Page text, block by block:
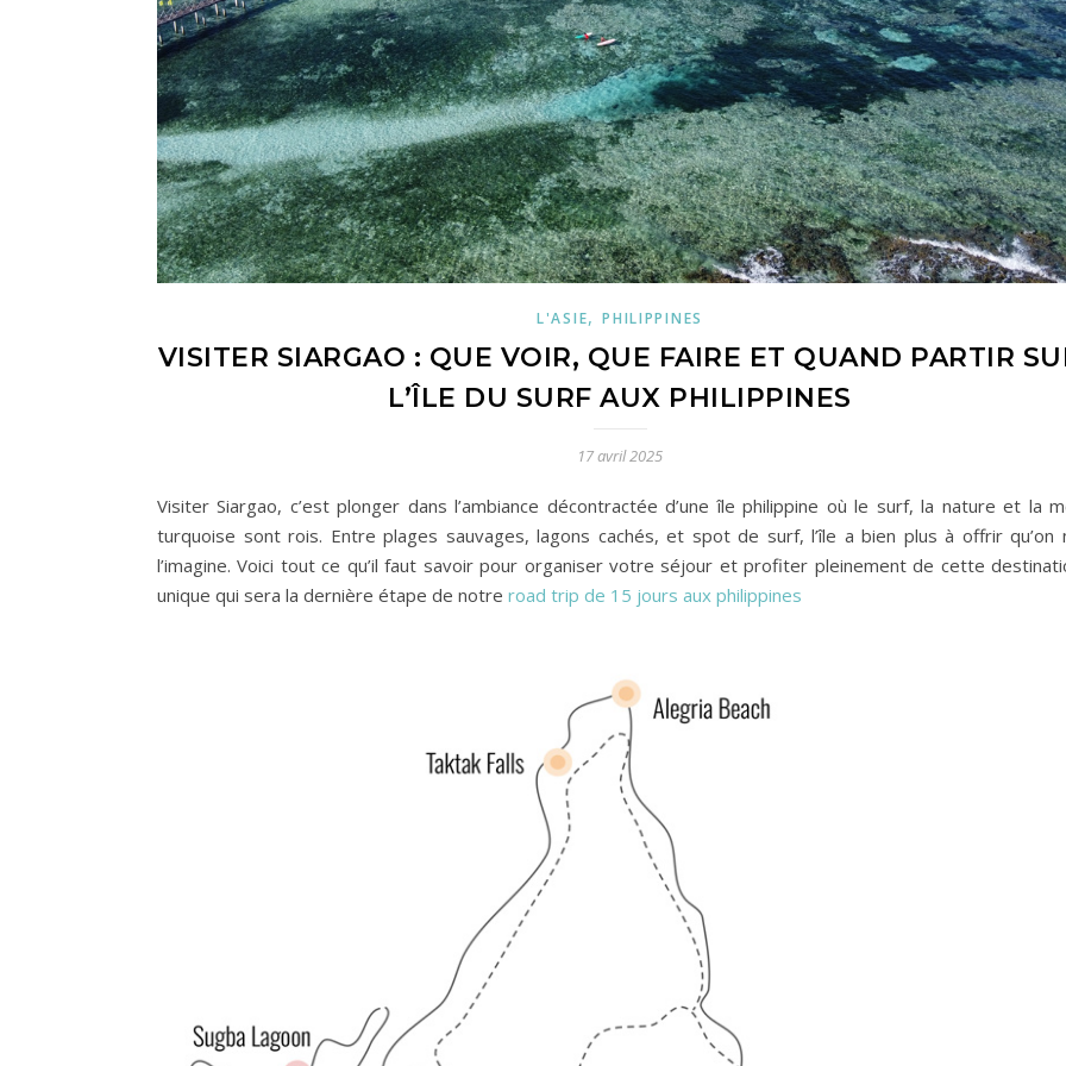
L'ASIE,PHILIPPINES
VISITER SIARGAO : QUE VOIR, QUE FAIRE ET QUAND PARTIR
L’ÎLE DU SURF AUX PHILIPPINES
17 avril 2025
Visiter Siargao, c’est plonger dans l’ambiance décontractée d’une île philippine où le surf, la nature et la
turquoise sont rois. Entre plages sauvages, lagons cachés, et spot de surf, l’île a bien plus à offrir qu’on
l’imagine. Voici tout ce qu’il faut savoir pour organiser votre séjour et profiter pleinement de cette
unique qui sera la dernière étape de notre road trip de 15 jours aux philippines